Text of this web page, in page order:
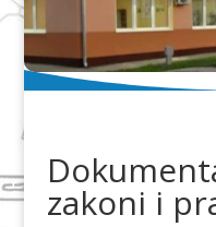
zakoni i